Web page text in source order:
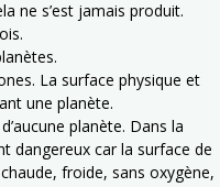
ne s’est jamais produit.
La surface physique et
une planète.
planète. Dans la
dangereux car la surface de
froide, sans oxygène,